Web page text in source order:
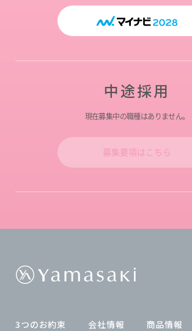
中途採用
現在募集中の職種はありません。
募集要項はこちら
3つのお約束 会社情報 商品情報